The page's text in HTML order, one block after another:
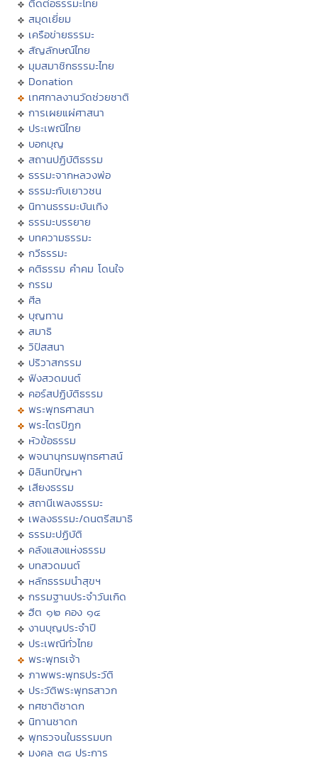
ติดต่อธรรมะไทย
สมุดเยี่ยม
เครือข่ายธรรมะ
สัญลักษณ์ไทย
มุมสมาชิกธรรมะไทย
Donation
เทศกาลงานวัดช่วยชาติ
การเผยแผ่ศาสนา
ประเพณีไทย
บอกบุญ
สถานปฏิบัติธรรม
ธรรมะจากหลวงพ่อ
ธรรมะกับเยาวชน
นิทานธรรมะบันเทิง
ธรรมะบรรยาย
บทความธรรมะ
กวีธรรมะ
คติธรรม คำคม โดนใจ
กรรม
ศีล
บุญทาน
สมาธิ
วิปัสสนา
ปริวาสกรรม
ฟังสวดมนต์
คอร์สปฏิบัติธรรม
พระพุทธศาสนา
พระไตรปิฏก
หัวข้อธรรม
พจนานุกรมพุทธศาสน์
มิลินทปัญหา
เสียงธรรม
สถานีเพลงธรรมะ
เพลงธรรมะ/ดนตรีสมาธิ
ธรรมะปฏิบัติ
คลังแสงแห่งธรรม
บทสวดมนต์
หลักธรรมนำสุขฯ
กรรมฐานประจำวันเกิด
ฮีต ๑๒ คอง ๑๔
งานบุญประจำปี
ประเพณีทั่วไทย
พระพุทธเจ้า
ภาพพระพุทธประวัติ
ประวัติพระพุทธสาวก
ทศชาติชาดก
นิทานชาดก
พุทธวจนในธรรมบท
มงคล ๓๘ ประการ